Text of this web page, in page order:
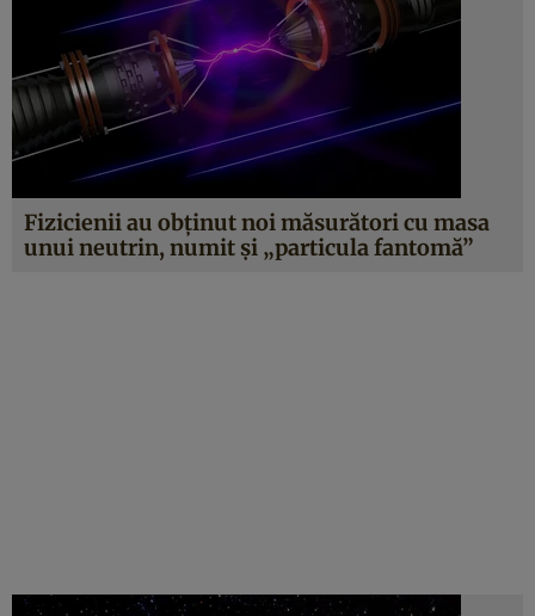
Fizicienii au obținut noi măsurători cu masa
unui neutrin, numit și „particula fantomă”